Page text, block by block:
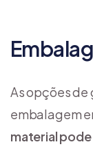
As opções de
embalagem
material